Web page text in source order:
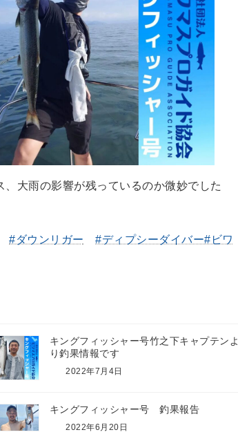
大雨の影響が残っているのか微妙でした
#ダウンリガー #ディプシーダイバー#ビワ
キングフィッシャー号竹之下キャプテンよ
り釣果情報です
2022年7月4日
キングフィッシャー号 釣果報告
2022年6月20日